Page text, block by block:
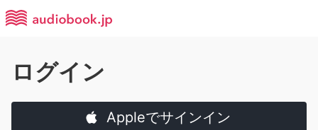
ログイン
Appleでサインイン